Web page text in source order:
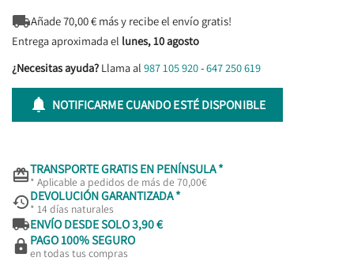
Añade70,00€ más y recibe el envío gratis!
Entrega aproximada el lunes, 10 agosto
¿Necesitas ayuda? Llama al 987 105 920-647 250 619
 NOTIFICARME CUANDO ESTÉ DISPONIBLE
TRANSPORTE GRATIS EN PENÍNSULA *
* Aplicable a pedidos de más de 70,00€
DEVOLUCIÓN GARANTIZADA *
* 14 días naturales
ENVÍO DESDE SOLO 3,90 €
 PAGO 100% SEGURO
en todas tus compras